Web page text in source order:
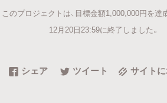
このプロジェクトは、目標金額1,000,000円を達
12月20日23:59に終了しました。
シェア ツイート サイト